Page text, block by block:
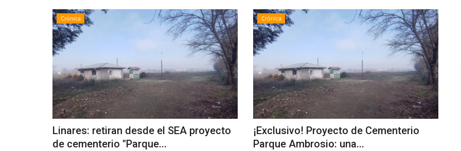
Crónica
Linares: retiran desde el SEA proyecto
de cementerio "Parque...
Crónica
¡Exclusivo! Proyecto de Cementerio
Parque Ambrosio: una...